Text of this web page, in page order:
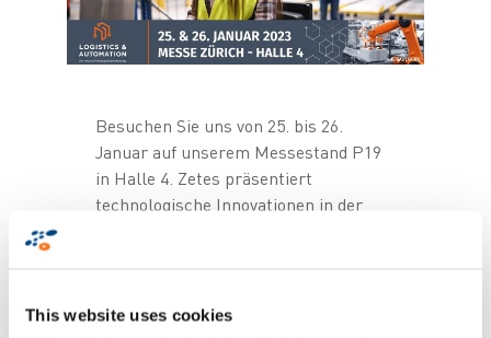
This website uses cookies
Besuchen Sie uns von 25. bis 26.
Januar auf unserem Messestand P19
in Halle 4. Zetes präsentiert
technologische Innovationen in der